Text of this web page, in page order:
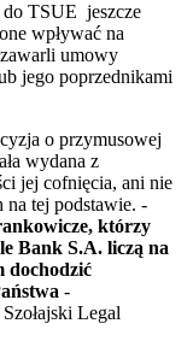
TSUE jeszcze
wpływać na
umowy
jego poprzednikami
o przymusowej
wydana z
jej cofnięcia, ani nie
na tej podstawie. -
którzy
Bank S.A. liczą na
dochodzić
-
Legal